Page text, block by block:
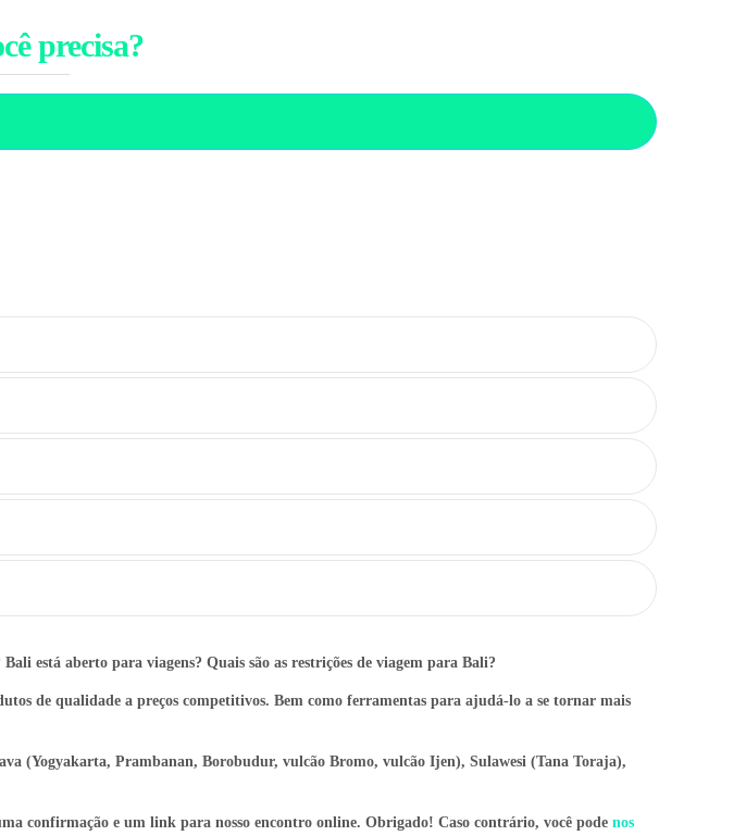
precisa?
está aberto para viagens? Quais são as restrições de viagem para Bali?
de qualidade a preços competitivos. Bem como ferramentas para ajudá-lo a se tornar mais
(Yogyakarta, Prambanan, Borobudur, vulcão Bromo, vulcão Ijen), Sulawesi (Tana Toraja),
confirmação e um link para nosso encontro online. Obrigado! Caso contrário, você pode nos